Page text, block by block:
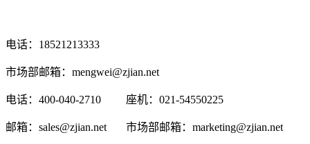
电话：18521213333
市场部邮箱：mengwei@zjian.net
电话：400-040-2710 座机：021-54550225
邮箱：sales@zjian.net 市场部邮箱：marketing@zjian.net